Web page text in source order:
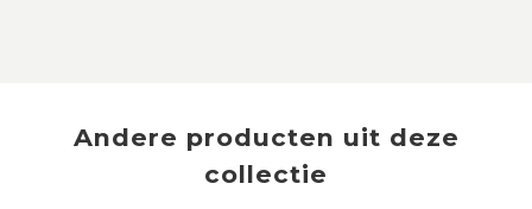
Andere producten uit deze
collectie